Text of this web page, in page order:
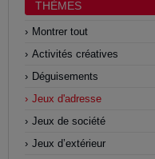
THÈMES
Montrer tout
Activités créatives
Déguisements
Jeux d'adresse
Jeux de société
Jeux d’extérieur